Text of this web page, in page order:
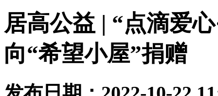
居高公益 | “点滴爱
向“希望小屋”捐赠